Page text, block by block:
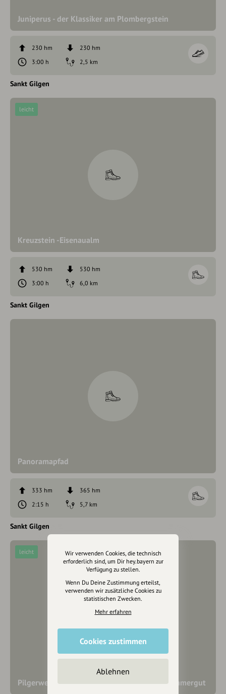
Juniperus - der Klassiker am Plombergstein
230 hm
230 hm
3:00 h
2,5 km
Sankt Gilgen
Kreuzstein -Eisenaualm
leicht
530 hm
530 hm
3:00 h
6,0 km
Sankt Gilgen
Panoramapfad
333 hm
365 hm
2:15 h
5,7 km
Sankt Gilgen
Pilgerweg St. Wolfgang - St. Gilgen im Salzkammergut
leicht
Wir verwenden Cookies, die technisch
erforderlich sind, um Dir hey.bayern zur
Verfügung zu stellen.
Wenn Du Deine Zustimmung erteilst,
verwenden wir zusätzliche Cookies zu
statistischen Zwecken.
Mehr erfahren
Cookies zustimmen
Ablehnen